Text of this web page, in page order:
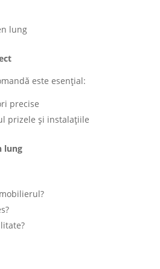
lung
este esențial:
precise
prizele și instalațiile
lung